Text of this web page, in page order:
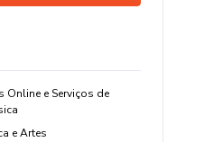
de conclusão
jeito e em qualquer
Online e Serviços de
e Artes